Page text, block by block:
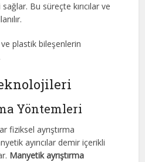
Bu süreçte kırıcılar ve
plastik bileşenlerin
Yöntemleri
fiziksel ayrıştırma
ayırıcılar demir içerikli
Manyetik ayrıştırma